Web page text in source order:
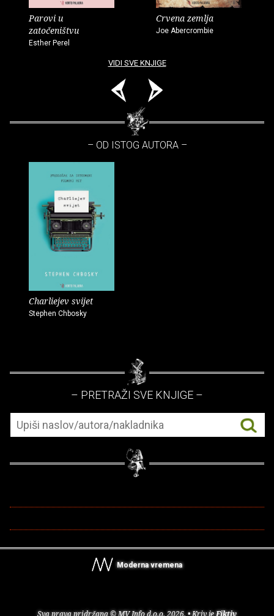
Parovi u
zatočeništvu
Esther Perel
Crvena zemlja
Joe Abercrombie
VIDI SVE KNJIGE
– OD ISTOG AUTORA –
Charliejev svijet
Stephen Chbosky
– PRETRAŽI SVE KNJIGE –
Moderna vremena
Sva prava pridržana © MV Info d.o.o. 2026. • Kriv jeFiktiv